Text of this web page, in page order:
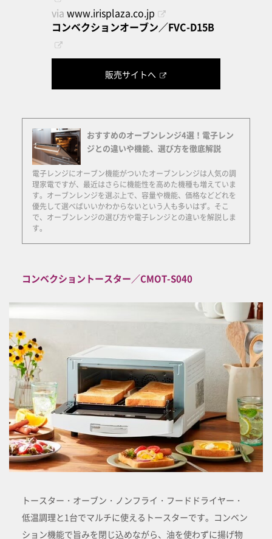
via www.irisplaza.co.jp
コンベクションオーブン／FVC-D15B
販売サイトへ
おすすめのオーブンレンジ4選！電子レン
ジとの違いや機能、選び方を徹底解説
電子レンジにオーブン機能がついたオーブンレンジは人気の調
理家電ですが、最近はさらに機能性を高めた機種も増えていま
す。オーブンレンジを選ぶ上で、容量や機能、価格などどれを
優先して選べばいいかわからないという人も多いはず。そこ
で、オーブンレンジの選び方や電子レンジとの違いを解説しま
す。
コンベクショントースター／CMOT-S040
トースター・オーブン・ノンフライ・フードドライヤー・
低温調理と1台でマルチに使えるトースターです。コンベン
ション機能で旨みを閉じ込めながら、油を使わずに揚げ物